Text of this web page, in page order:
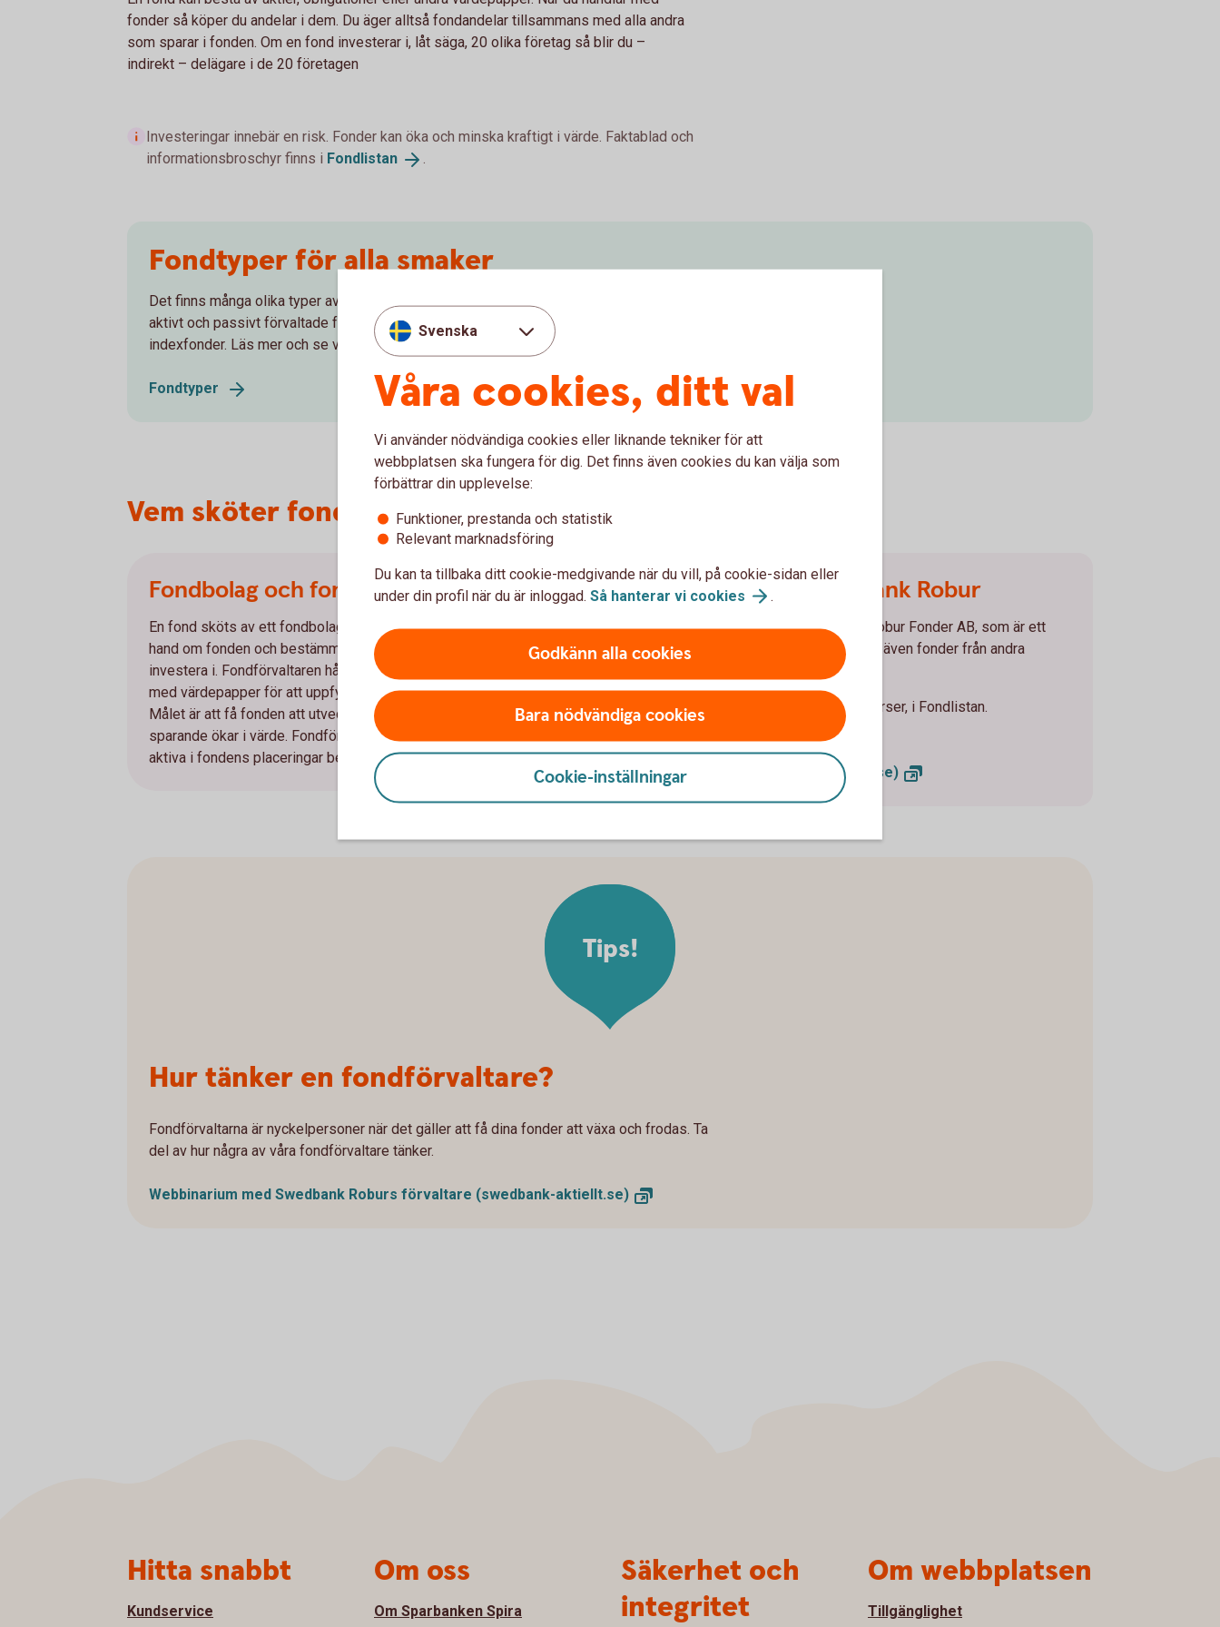
fonder så köper du andelar i dem. Du äger alltså fondandelar tillsammans med alla andra
som sparar i fonden. Om en fond investerar i, låt säga, 20 olika företag så blir du –
indirekt – delägare i de 20 företagen
Investeringar innebär en risk. Fonder kan öka och minska kraftigt i värde. Faktablad och
informationsbroschyr finns i Fondlistan .
Fondtyper för alla smaker
Det finns många olika typer av fonder som du kan välja mellan. Vi har ett brett utbud av
aktivt och passivt förvaltade fonder, till exempel aktiefonder, räntefonder och
indexfonder. Läs mer och se vilken fondtyp som passar dig och ditt sparande bäst.
Fondtyper
Vem sköter fonderna?
Fondbolag och fondförvaltare
En fond sköts av ett fondbolag där en, eller flera, fondförvaltare tar
hand om fonden och bestämmer vilka värdepapper som den ska
investera i. Fondförvaltaren håller koll på marknaden och handlar
med värdepapper för att uppfylla målen för avkastning och risk.
Målet är att få fonden att utvecklas så bra som möjligt, så att ditt
sparande ökar i värde. Fondförvaltare kan vara mer eller mindre
aktiva i fondens placeringar beroende på fondtyp.
Vårt fondbolag Swedbank Robur
Våra fonder förvaltas av Swedbank Robur Fonder AB, som är ett
dotterbolag till Swedbank. Vi erbjuder även fonder från andra
Du hittar alla fonderna, och aktuella kurser, i Fondlistan.
Fondlistan
Swedbank Robur
(swedbankrobur.se)
Hur tänker en fondförvaltare?
Fondförvaltarna är nyckelpersoner när det gäller att få dina fonder att växa och frodas. Ta
del av hur några av våra fondförvaltare tänker.
Webbinarium med Swedbank Roburs förvaltare (swedbank-aktiellt.se)
Tips!
Svenska
Våra cookies, ditt val
Vi använder nödvändiga cookies eller liknande tekniker för att
webbplatsen ska fungera för dig. Det finns även cookies du kan välja som
förbättrar din upplevelse:
Funktioner, prestanda och statistik
Relevant marknadsföring
Du kan ta tillbaka ditt cookie-medgivande när du vill, på cookie-sidan eller
under din profil när du är inloggad. Så hanterar vi cookies .
Godkänn alla cookies
Bara nödvändiga cookies
Cookie-inställningar
Hitta snabbt
Kundservice
Om oss
Om Sparbanken Spira
Säkerhet och
integritet
Om webbplatsen
Tillgänglighet